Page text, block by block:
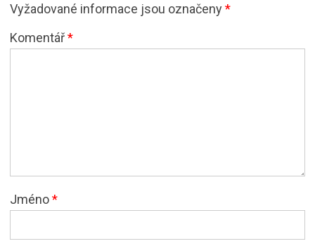
Vyžadované informace jsou označeny*
Komentář*
Jméno*